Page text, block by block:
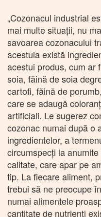
„Cozonacul industrial
mai multe situații, nu
savoarea cozonacului
acestuia există
acestui produs, cum ar
soia, făină de soia
cartofi, făină de
care se adaugă
artificiali. Le sugerez
cozonac numai după o
ingredientelor, a
circumspecți la
calitate, care apar pe
tip. La fiecare aliment,
trebui să ne preocupe
numai alimentele
cantitate de nutrienți